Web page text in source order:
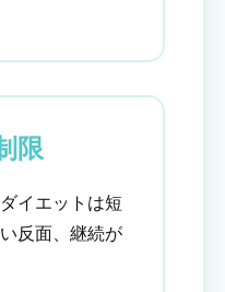
限
イエットは短
反面、継続が